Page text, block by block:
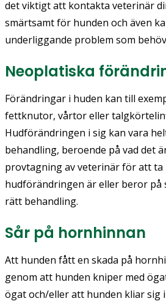
det viktigt att kontakta veterinär
smärtsamt för hunden och även
underliggande problem som
Neoplatiska
Förändringar i huden kan till
fettknutor, vårtor eller
Hudförändringen i sig kan vara
behandling, beroende på vad det
provtagning av veterinär för att ta
hudförändringen är eller beror på
rätt behandling.
Sår på hornhinnan
Att hunden fått en skada på
genom att hunden kniper med
ögat och/eller att hunden kliar sig